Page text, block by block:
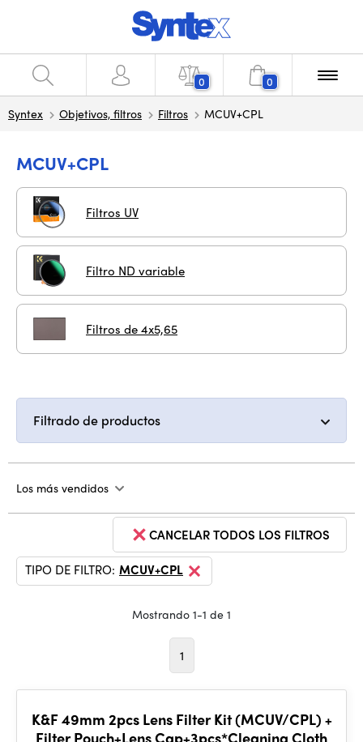
0 0
Syntex Objetivos, filtros Filtros MCUV+CPL
MCUV+CPL
Filtros UV
Filtro ND variable
Filtros de 4x5,65
Filtrado de productos
Los más vendidos
CANCELAR TODOS LOS FILTROS
TIPO DE FILTRO: MCUV+CPL
Mostrando 1-1 de 1
1
K&F 49mm 2pcs Lens Filter Kit (MCUV/CPL) +
Filter Pouch+Lens Cap+3pcs*Cleaning Cloth